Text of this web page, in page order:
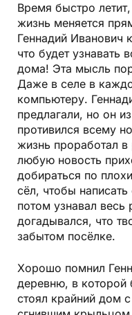
Время быстро
жизнь меняется
Геннадий Иванович
что будет узнавать
дома! Эта мысль
Даже в селе в
компьютеру.
предлагали, но он
противился всему
жизнь проработал в
любую новость
добираться по
сёл, чтобы
потом узнавал весь
догадывался, что
забытом посёлке.
Хорошо помнил
деревню, в которой
стоял крайний дом